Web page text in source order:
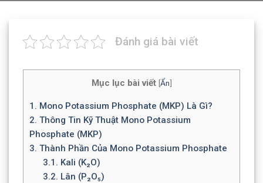
Đánh giá bài viết
Mục lục bài viết [Ẩn]
1. Mono Potassium Phosphate (MKP) Là Gì?
2. Thông Tin Kỹ Thuật Mono Potassium
Phosphate (MKP)
3. Thành Phần Của Mono Potassium Phosphate
3.1. Kali (K₂O)
3.2. Lân (P₂O₅)